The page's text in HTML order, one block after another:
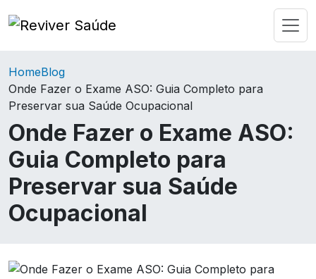
HomeBlog
Onde Fazer o Exame ASO: Guia Completo para
Preservar sua Saúde Ocupacional
Onde Fazer o Exame ASO:
Guia Completo para
Preservar sua Saúde
Ocupacional